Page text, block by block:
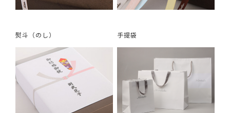
熨斗（のし） 手提袋